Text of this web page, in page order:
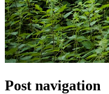
Post navigation